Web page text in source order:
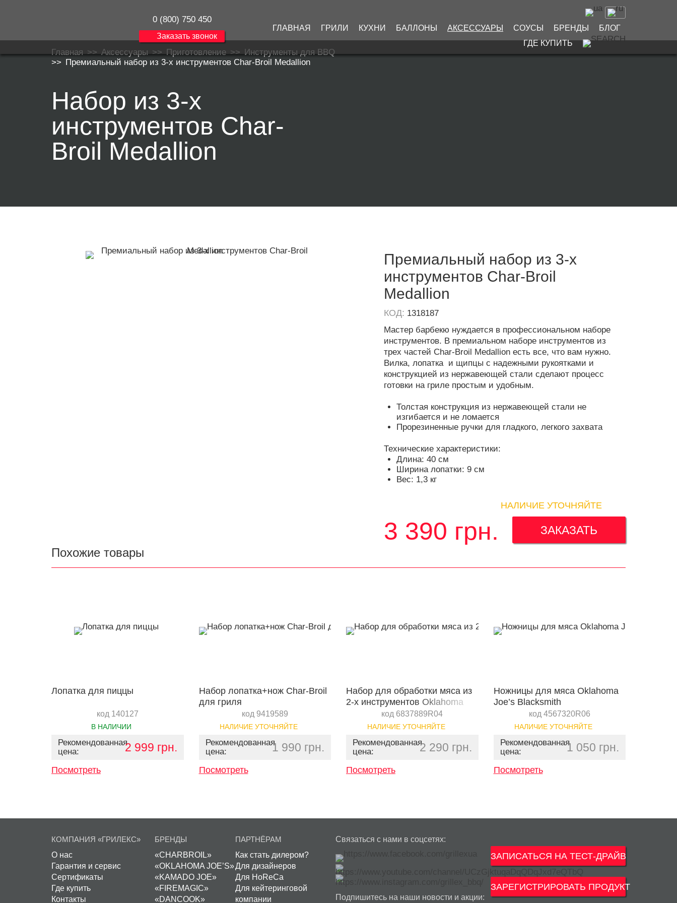
0 (800) 750 450
Заказать звонок
ГЛАВНАЯ ГРИЛИ КУХНИ БАЛЛОНЫ АКСЕССУАРЫ СОУСЫ БРЕНДЫ
БЛОГ
ГДЕ КУПИТЬ
Главная>>Аксессуары>>Приготовление>>Инструменты для BBQ
>> Премиальный набор из 3-х инструментов Char-Broil Medallion
Набор из 3-х
инструментов Char-
Broil Medallion
Премиальный набор из 3-х
инструментов Char-Broil
Medallion
КОД: 1318187
Мастер барбекю нуждается в профессиональном наборе
инструментов. В премиальном наборе инструментов из
трех частей Char-Broil Medallion есть все, что вам нужно.
Вилка, лопатка и щипцы с надежными рукоятками и
конструкцией из нержавеющей стали сделают процесс
готовки на гриле простым и удобным.
Толстая конструкция из нержавеющей стали не
изгибается и не ломается
Прорезиненные ручки для гладкого, легкого захвата
Технические характеристики:
Длина: 40 см
Ширина лопатки: 9 см
Вес: 1,3 кг
НАЛИЧИЕ УТОЧНЯЙТЕ
3 390 грн. ЗАКАЗАТЬ
Похожие товары
Лопатка для пиццы
код 140127
В НАЛИЧИИ
Рекомендованная
цена:
2 999 грн.
Посмотреть
Набор лопатка+нож Char-Broil
для гриля
код 9419589
НАЛИЧИЕ УТОЧНЯЙТЕ
Рекомендованная
цена:
1 990 грн.
Посмотреть
Набор для обработки мяса из
2-х инструментов Oklahoma
Joe’s Blacksmith
код 6837889R04
НАЛИЧИЕ УТОЧНЯЙТЕ
Рекомендованная
цена:
2 290 грн.
Посмотреть
Ножницы для мяса Oklahoma
Joe’s Blacksmith
код 4567320R06
НАЛИЧИЕ УТОЧНЯЙТЕ
Рекомендованная
цена:
1 050 грн.
Посмотреть
КОМПАНИЯ «ГРИЛЕКС»
О нас
Гарантия и сервис
Сертификаты
Где купить
Контакты
БРЕНДЫ
«CHARBROIL»
«OKLAHOMA JOE’S»
«KAMADO JOE»
«FIREMAGIC»
«DANCOOK»
ПАРТНЁРАМ
Как стать дилером?
Для дизайнеров
Для HoReCa
Для кейтеринговой
компании
Связаться с нами в соцсетях:
Подпишитесь на наши новости и акции:
ЗАПИСАТЬСЯ НА ТЕСТ-ДРАЙВ
ЗАРЕГИСТРИРОВАТЬ ПРОДУКТ